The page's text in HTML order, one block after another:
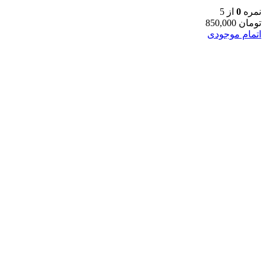
نمره 0 از 5
تومان
اتمام موجودی